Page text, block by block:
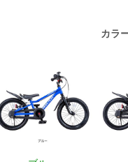
カラ